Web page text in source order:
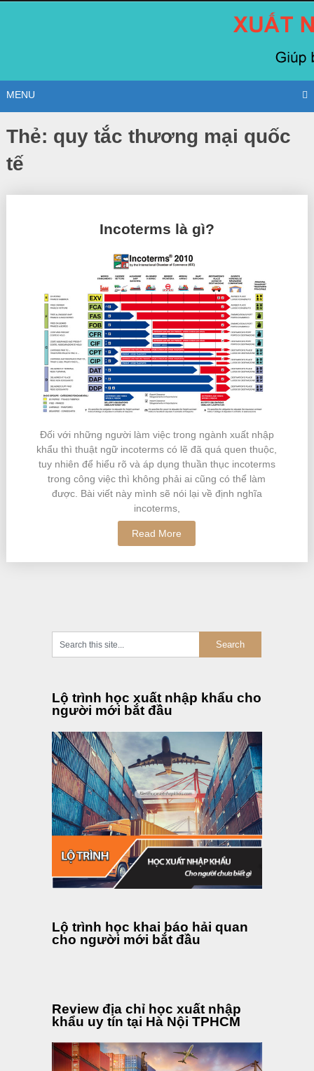
MENU
Thẻ: quy tắc thương mại quốc
tế
Incoterms là gì?
Đối với những người làm việc trong ngành xuất nhập
khẩu thì thuật ngữ incoterms có lẽ đã quá quen thuộc,
tuy nhiên để hiểu rõ và áp dụng thuần thục incoterms
trong công việc thì không phải ai cũng có thể làm
được. Bài viết này mình sẽ nói lại về định nghĩa
incoterms,
Read More
Lộ trình học xuất nhập khẩu cho
người mới bắt đầu
Lộ trình học khai báo hải quan
cho người mới bắt đầu
Review địa chỉ học xuất nhập
khẩu uy tín tại Hà Nội TPHCM